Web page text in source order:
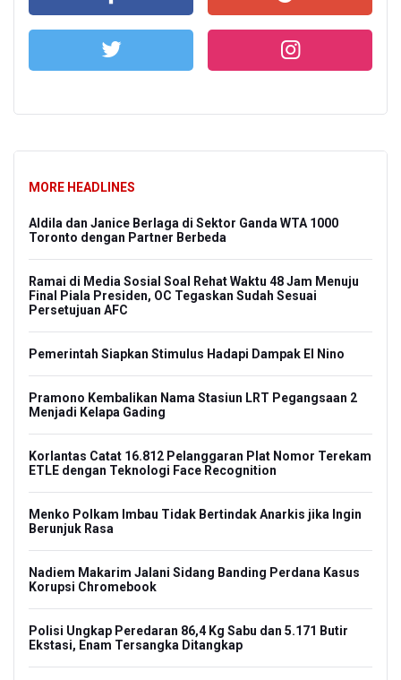
MORE HEADLINES
Aldila dan Janice Berlaga di Sektor Ganda WTA 1000
Toronto dengan Partner Berbeda
Ramai di Media Sosial Soal Rehat Waktu 48 Jam Menuju
Final Piala Presiden, OC Tegaskan Sudah Sesuai
Persetujuan AFC
Pemerintah Siapkan Stimulus Hadapi Dampak El Nino
Pramono Kembalikan Nama Stasiun LRT Pegangsaan 2
Menjadi Kelapa Gading
Korlantas Catat 16.812 Pelanggaran Plat Nomor Terekam
ETLE dengan Teknologi Face Recognition
Menko Polkam Imbau Tidak Bertindak Anarkis jika Ingin
Berunjuk Rasa
Nadiem Makarim Jalani Sidang Banding Perdana Kasus
Korupsi Chromebook
Polisi Ungkap Peredaran 86,4 Kg Sabu dan 5.171 Butir
Ekstasi, Enam Tersangka Ditangkap